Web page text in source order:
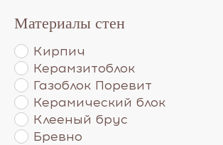
Материалы стен
Кирпич
Керамзитоблок
Газоблок Поревит
Керамический блок
Клееный брус
Бревно